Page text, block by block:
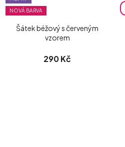
NOVÁ BARVA
Šátek béžový s červeným
vzorem
290 Kč